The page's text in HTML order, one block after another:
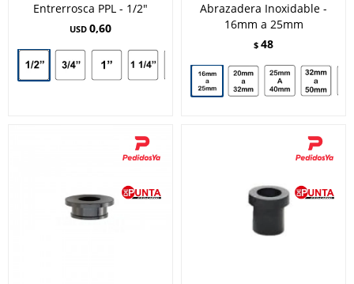
Entrerrosca PPL - 1/2"
USD 0,60
Abrazadera Inoxidable -
16mm a 25mm
$ 48